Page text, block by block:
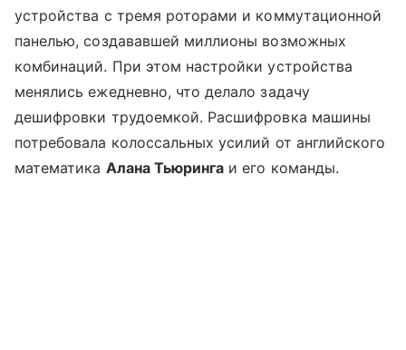
устройства с тремя роторами и коммутационной
панелью, создававшей миллионы возможных
комбинаций. При этом настройки устройства
менялись ежедневно, что делало задачу
дешифровки трудоемкой. Расшифровка машины
потребовала колоссальных усилий от английского
математика Алана Тьюринга и его команды.